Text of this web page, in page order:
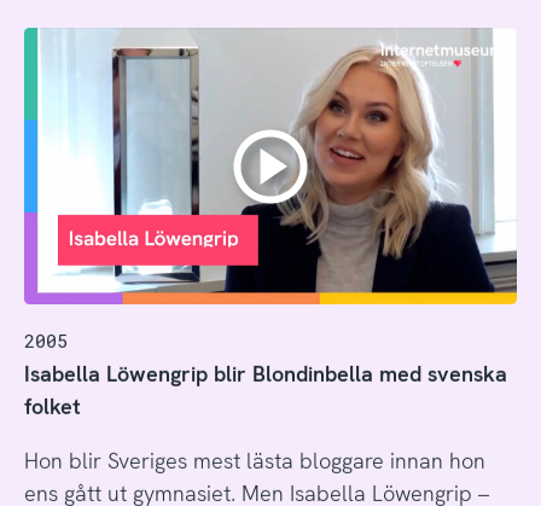
2005
Isabella Löwengrip blir Blondinbella med svenska
folket
Hon blir Sveriges mest lästa bloggare innan hon
ens gått ut gymnasiet. Men Isabella Löwengrip –